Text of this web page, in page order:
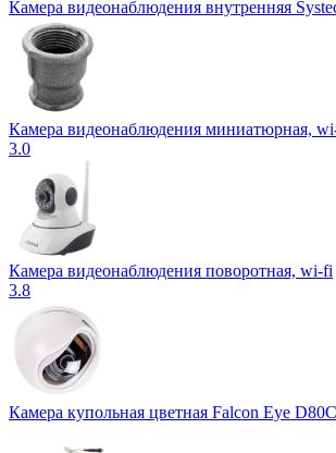
Камера видеонаблюдения внутренняя
Камера видеонаблюдения миниатюрная,
3.0
Камера видеонаблюдения поворотная, wi-fi
3.8
Камера купольная цветная Falcon Eye D80С